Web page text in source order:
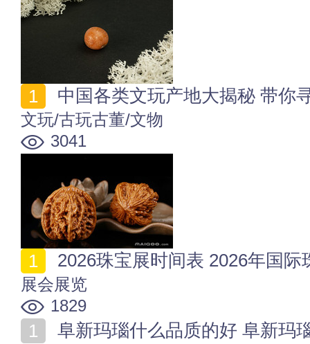
中国各类文玩产地大揭秘 带你
文玩/古玩古董/文物
3041
2026珠宝展时间表 2026年国际
展会展览
1829
阜新玛瑙什么品质的好 阜新玛